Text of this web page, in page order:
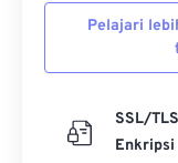
Pelajari
SSL/TLS
Enkripsi